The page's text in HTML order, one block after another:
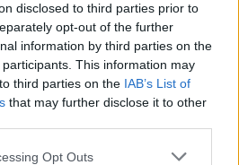
disclosed to third parties prior to
opt-out of the further
information by third parties on the
participants. This information may
third parties on the IAB’s List of
that may further disclose it to other
Opt Outs
rész
a fiatal lányokat 14. rész